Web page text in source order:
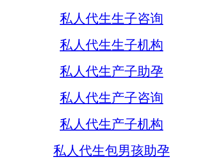
私人代生生子咨询
私人代生生子机构
私人代生产子助孕
私人代生产子咨询
私人代生产子机构
私人代生包男孩助孕